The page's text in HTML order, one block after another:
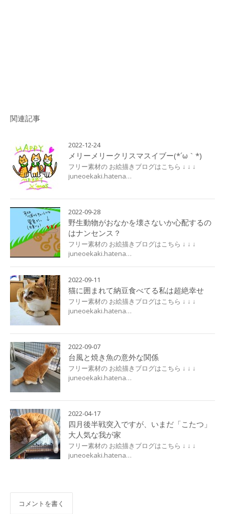
関連記事
2022-12-24
メリーメリークリスマスイブー(*´ω｀*)
フリー素材の お絵描きブログはこちら ↓ ↓ ↓
juneoekaki.hatena…
2022-09-28
野生動物がおなかを壊さないか心配するの
はナンセンス？
フリー素材の お絵描きブログはこちら ↓ ↓ ↓
juneoekaki.hatena…
2022-09-11
猫に囲まれて納豆食べてる私は超絶幸せ
フリー素材の お絵描きブログはこちら ↓ ↓ ↓
juneoekaki.hatena…
2022-09-07
台風と焼き魚の意外な関係
フリー素材の お絵描きブログはこちら ↓ ↓ ↓
juneoekaki.hatena…
2022-04-17
四月後半戦突入ですが、いまだ「こたつ」
大人気な我が家
フリー素材の お絵描きブログはこちら ↓ ↓ ↓
juneoekaki.hatena…
コメントを書く